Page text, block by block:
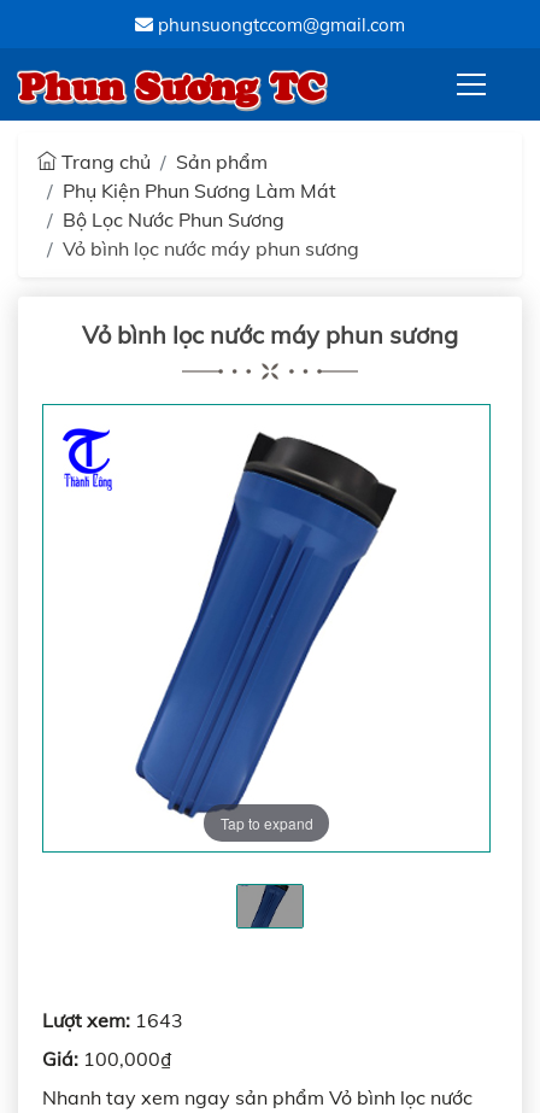
phunsuongtccom@gmail.com
Phun Sương TC
Trang chủ
Sản phẩm
Phụ Kiện Phun Sương Làm Mát
Bộ Lọc Nước Phun Sương
Vỏ bình lọc nước máy phun sương
Vỏ bình lọc nước máy phun sương
Tap to expand
Lượt xem: 1643
Giá: 100,000₫
Nhanh tay xem ngay sản phẩm Vỏ bình lọc nước